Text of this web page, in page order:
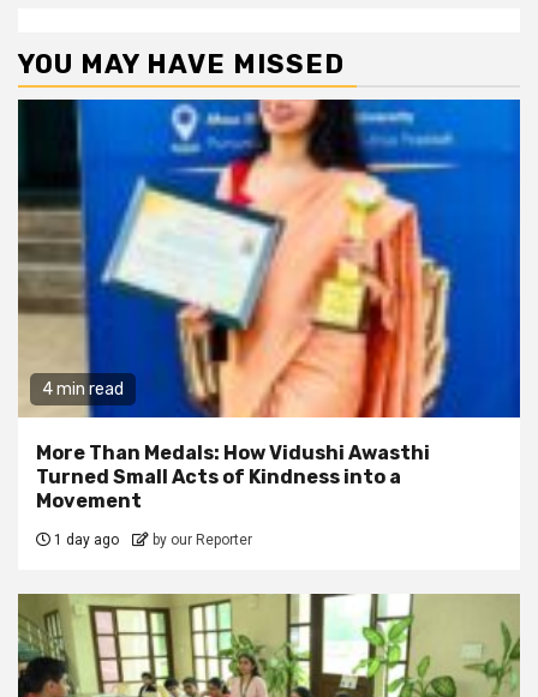
YOU MAY HAVE MISSED
4 min read
More Than Medals: How Vidushi Awasthi
Turned Small Acts of Kindness into a
Movement
1 day ago by our Reporter